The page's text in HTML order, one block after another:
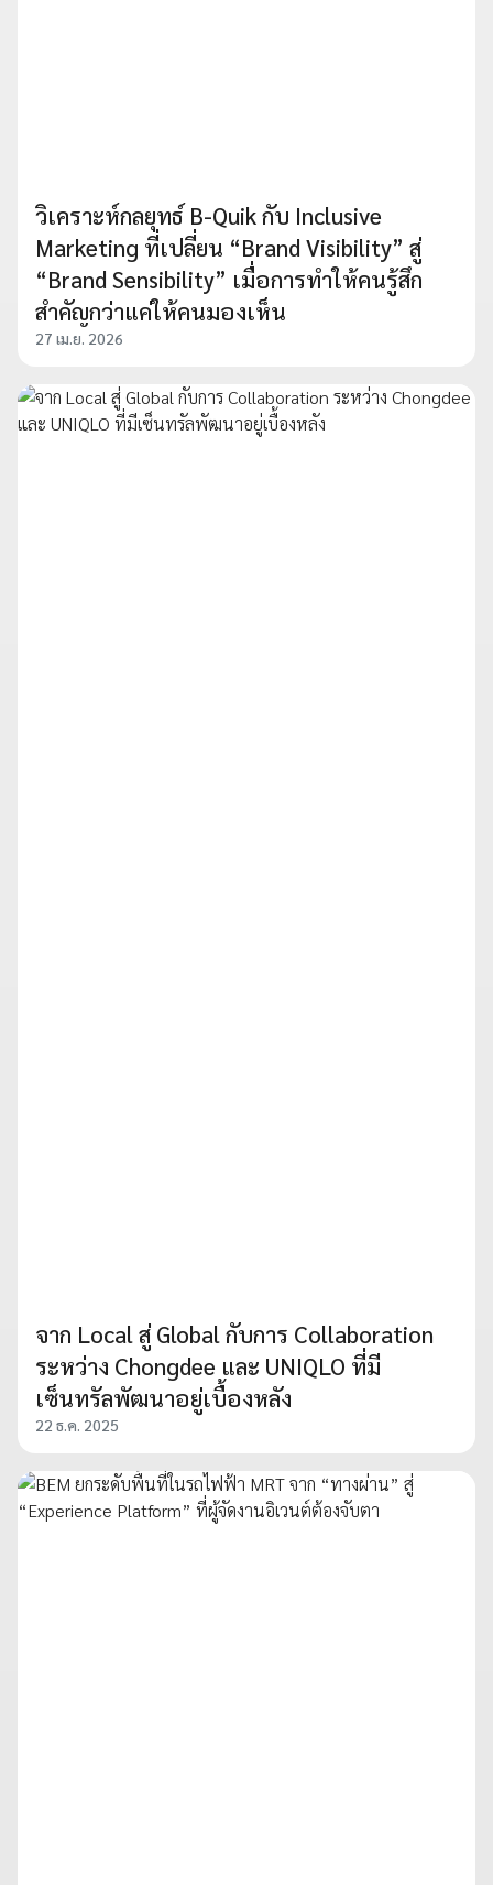
วิเคราะห์กลยุทธ์ B-Quik กับ Inclusive
Marketing ที่เปลี่ยน “Brand Visibility” สู่
“Brand Sensibility” เมื่อการทำให้คนรู้สึก
สำคัญกว่าแค่ให้คนมองเห็น
27 เม.ย. 2026
จาก Local สู่ Global กับการ Collaboration
ระหว่าง Chongdee และ UNIQLO ที่มี
เซ็นทรัลพัฒนาอยู่เบื้องหลัง
22 ธ.ค. 2025